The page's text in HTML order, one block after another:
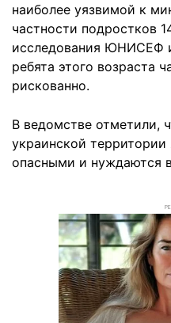
наиболее уязвимой к
частности подростков
исследования ЮНИСЕФ
ребята этого возраста
рискованно.
В ведомстве отметили,
украинской территории
опасными и нуждаются